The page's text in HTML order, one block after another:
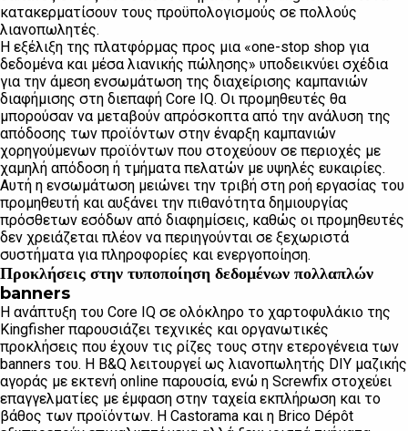
κατακερματίσουν τους προϋπολογισμούς σε πολλούς
λιανοπωλητές.
Η εξέλιξη της πλατφόρμας προς μια «one-stop shop για
δεδομένα και μέσα λιανικής πώλησης» υποδεικνύει σχέδια
για την άμεση ενσωμάτωση της διαχείρισης καμπανιών
διαφήμισης στη διεπαφή Core IQ. Οι προμηθευτές θα
μπορούσαν να μεταβούν απρόσκοπτα από την ανάλυση της
απόδοσης των προϊόντων στην έναρξη καμπανιών
χορηγούμενων προϊόντων που στοχεύουν σε περιοχές με
χαμηλή απόδοση ή τμήματα πελατών με υψηλές ευκαιρίες.
Αυτή η ενσωμάτωση μειώνει την τριβή στη ροή εργασίας του
προμηθευτή και αυξάνει την πιθανότητα δημιουργίας
πρόσθετων εσόδων από διαφημίσεις, καθώς οι προμηθευτές
δεν χρειάζεται πλέον να περιηγούνται σε ξεχωριστά
συστήματα για πληροφορίες και ενεργοποίηση.
Προκλήσεις στην τυποποίηση δεδομένων πολλαπλών
banners
Η ανάπτυξη του Core IQ σε ολόκληρο το χαρτοφυλάκιο της
Kingfisher παρουσιάζει τεχνικές και οργανωτικές
προκλήσεις που έχουν τις ρίζες τους στην ετερογένεια των
banners του. Η B&Q λειτουργεί ως λιανοπωλητής DIY μαζικής
αγοράς με εκτενή online παρουσία, ενώ η Screwfix στοχεύει
επαγγελματίες με έμφαση στην ταχεία εκπλήρωση και το
βάθος των προϊόντων. Η Castorama και η Brico Dépôt